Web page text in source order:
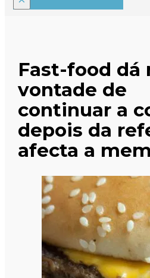
Fast-food dá
vontade de
continuar a
depois da
afecta a